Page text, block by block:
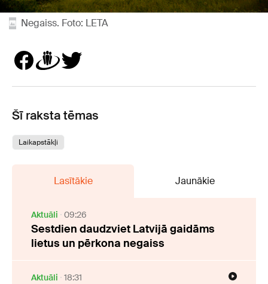
Negaiss. Foto: LETA
Šī raksta tēmas
Laikapstākļi
Lasītākie Jaunākie
Aktuāli 09:26
Sestdien daudzviet Latvijā gaidāms
lietus un pērkona negaiss
Aktuāli 18:31